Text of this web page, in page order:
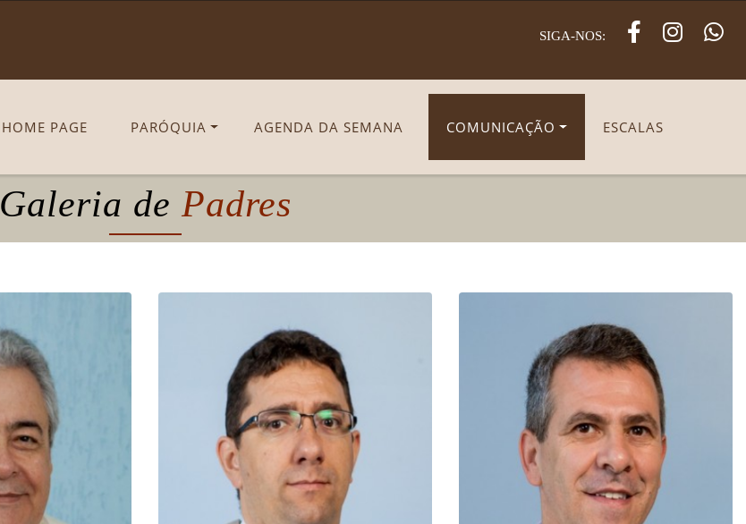
SIGA-NOS:
HOME PAGE PARÓQUIA AGENDA DA SEMANA COMUNICAÇÃO ESCALAS
Galeria de Padres